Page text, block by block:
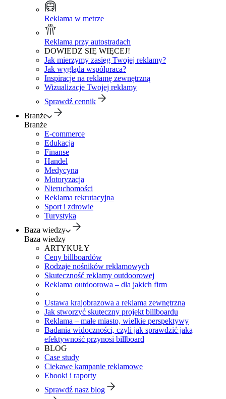
Reklama w metrze
Reklama przy autostradach
DOWIEDZ SIĘ WIĘCEJ!
Jak mierzymy zasięg Twojej reklamy?
Jak wygląda współpraca?
Inspiracje na reklamę zewnętrzną
Wizualizacje Twojej reklamy
Sprawdź cennik
Branże
Branże
E-commerce
Edukacja
Finanse
Handel
Medycyna
Motoryzacja
Nieruchomości
Reklama rekrutacyjna
Sport i zdrowie
Turystyka
Baza wiedzy
Baza wiedzy
ARTYKUŁY
Ceny billboardów
Rodzaje nośników reklamowych
Skuteczność reklamy outdoorowej
Reklama outdoorowa – dla jakich firm
Ustawa krajobrazowa a reklama zewnętrzna
Jak stworzyć skuteczny projekt billboardu
Reklama – małe miasto, wielkie perspektywy
Badania widoczności, czyli jak sprawdzić jaką
efektywność przynosi billboard
BLOG
Case study
Ciekawe kampanie reklamowe
Ebooki i raporty
Sprawdź nasz blog